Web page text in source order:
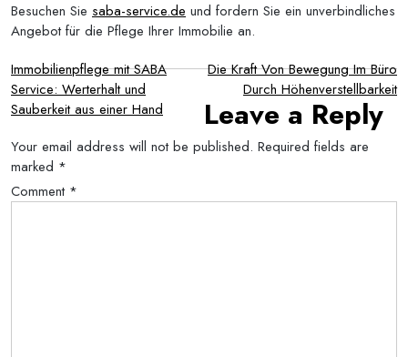
Besuchen Sie saba-service.de und fordern Sie ein unverbindliches
Angebot für die Pflege Ihrer Immobilie an.
Post
navigation
Immobilienpflege mit SABA
Service: Werterhalt und
Sauberkeit aus einer Hand
Die Kraft Von Bewegung Im Büro
Durch Höhenverstellbarkeit
Leave a Reply
Your email address will not be published. Required fields are
marked *
Comment *